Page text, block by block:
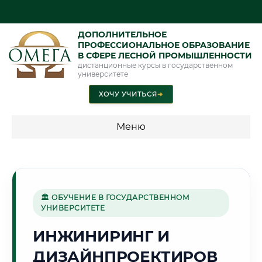
ДОПОЛНИТЕЛЬНОЕ
ПРОФЕССИОНАЛЬНОЕ ОБРАЗОВАНИЕ
В СФЕРЕ ЛЕСНОЙ ПРОМЫШЛЕННОСТИ
дистанционные курсы в государственном
университете
ХОЧУ УЧИТЬСЯ➜
Меню
промышленность"
⚓
🏛 ОБУЧЕНИЕ В ГОСУДАРСТВЕННОМ
УНИВЕРСИТЕТЕ
ИНЖИНИРИНГ И
ДИЗАЙНПРОЕКТИРОВ